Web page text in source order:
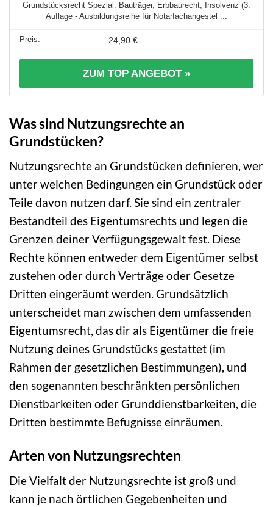
Grundstücksrecht Spezial: Bauträger, Erbbaurecht, Insolvenz (3.
Auflage - Ausbildungsreihe für Notarfachangestel ...
24,90 €
ZUM TOP ANGEBOT »
Was sind Nutzungsrechte an
Grundstücken?
Nutzungsrechte an Grundstücken definieren, wer
unter welchen Bedingungen ein Grundstück oder
Teile davon nutzen darf. Sie sind ein zentraler
Bestandteil des Eigentumsrechts und legen die
Grenzen deiner Verfügungsgewalt fest. Diese
Rechte können entweder dem Eigentümer selbst
zustehen oder durch Verträge oder Gesetze
Dritten eingeräumt werden. Grundsätzlich
unterscheidet man zwischen dem umfassenden
Eigentumsrecht, das dir als Eigentümer die freie
Nutzung deines Grundstücks gestattet (im
Rahmen der gesetzlichen Bestimmungen), und
den sogenannten beschränkten persönlichen
Dienstbarkeiten oder Grunddienstbarkeiten, die
Dritten bestimmte Befugnisse einräumen.
Arten von Nutzungsrechten
Die Vielfalt der Nutzungsrechte ist groß und
kann je nach örtlichen Gegebenheiten und